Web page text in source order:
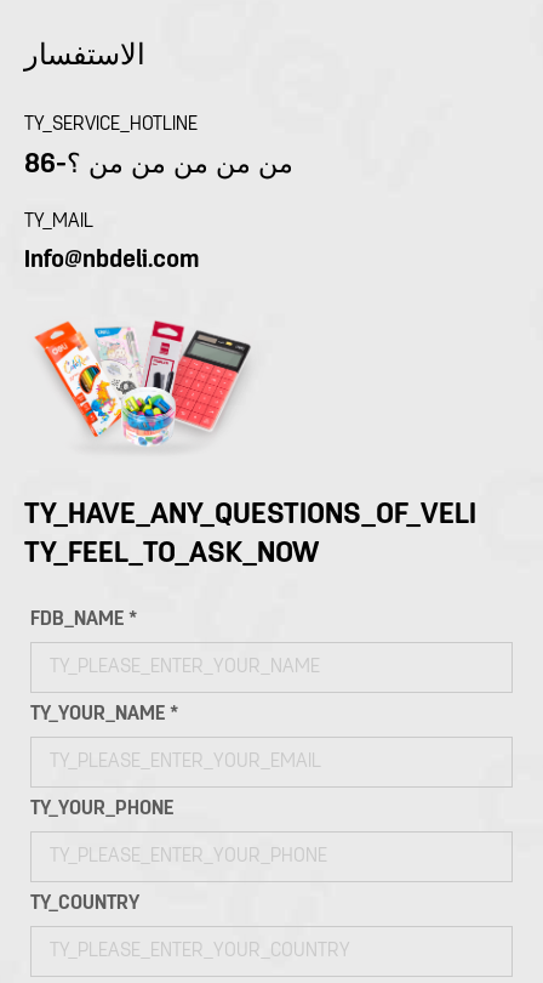
الاستفسار
TY_SERVICE_HOTLINE
86-من من من من من ؟
TY_MAIL
Info@nbdeli.com
TY_HAVE_ANY_QUESTIONS_OF_VELI
TY_FEEL_TO_ASK_NOW
FDB_NAME *
TY_YOUR_NAME *
TY_YOUR_PHONE
TY_COUNTRY